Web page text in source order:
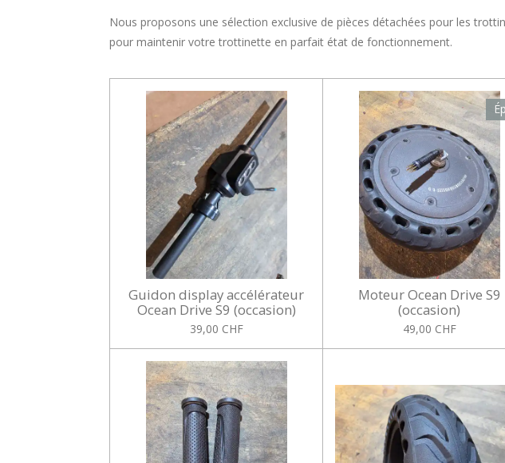
Nous proposons une sélection exclusive de pièces détachées pour les
pour maintenir votre trottinette en parfait état de fonctionnement.
Guidon display accélérateur
Ocean Drive S9 (occasion)
39,00 CHF
Moteur Ocean Drive S9
(occasion)
49,00 CHF